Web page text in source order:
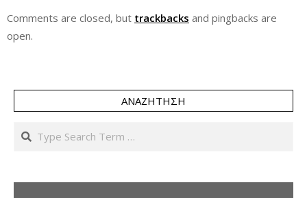
Comments are closed, but trackbacks and pingbacks are
open.
ΑΝΑΖΉΤΗΣΗ
Search